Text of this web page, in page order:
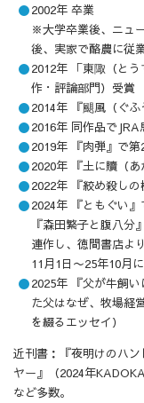
2002年 卒業
※大学卒業後、ニュ
後、実家で酪農に従
2012年 「東陬（と
作・評論部門）受賞
2014年 『颶風（ぐ
2016年 同作品でJRA
2019年 『肉弾』で
2020年 『土に贖（
2022年 『絞め殺し
2024年 『ともぐい
『森田繁子と腹八分
連作し、徳間書店よ
11月1日〜25年10月
2025年 『父が牛飼
た父はなぜ、牧場経
を綴るエッセイ）
近刊書：『夜明けのハ
ヤー』（2024年
など多数。